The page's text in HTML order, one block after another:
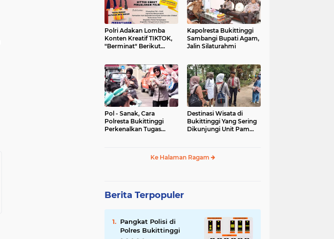
Polri Adakan Lomba
Konten Kreatif TIKTOK,
"Berminat" Berikut
Kapolresta Bukittinggi
Sambangi Bupati Agam,
Jalin Silaturahmi
Pol - Sanak, Cara
Polresta Bukittinggi
Perkenalkan Tugas
Destinasi Wisata di
Bukittinggi Yang Sering
Dikunjungi Unit Pam
Ke Halaman Ragam
Berita Terpopuler
Pangkat Polisi di
Polres Bukittinggi